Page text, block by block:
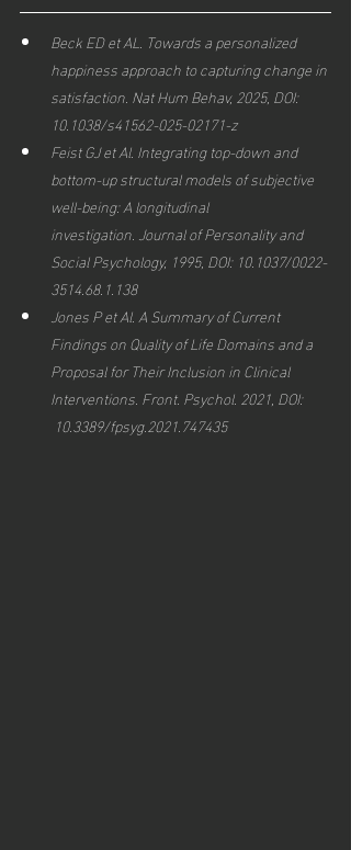
Beck ED et AL. Towards a personalized
happiness approach to capturing change in
satisfaction. Nat Hum Behav, 2025, DOI:
10.1038/s41562-025-02171-z
Feist GJ et Al. Integrating top-down and
bottom-up structural models of subjective
well-being: A longitudinal
investigation. Journal of Personality and
Social Psychology, 1995, DOI: 10.1037/0022-
3514.68.1.138
Jones P et Al. A Summary of Current
Findings on Quality of Life Domains and a
Proposal for Their Inclusion in Clinical
Interventions. Front. Psychol. 2021, DOI:
10.3389/fpsyg.2021.747435